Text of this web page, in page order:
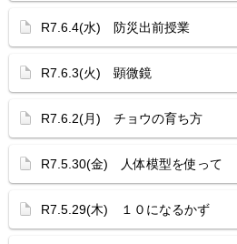
R7.6.4(水) 防災出前授業
R7.6.3(火) 顕微鏡
R7.6.2(月) チョウの育ち方
R7.5.30(金) 人体模型を使って
R7.5.29(木) １０になるかず